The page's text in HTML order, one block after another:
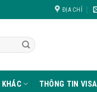
ĐỊA CHỈ
KHÁC THÔNG TIN VISA